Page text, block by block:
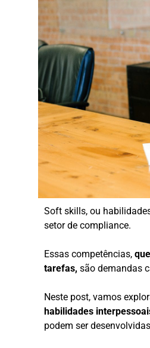
Soft skills, ou
setor de compliance.
Essas competências,
tarefas, são demandas
Neste post, vamos
habilidades
podem ser